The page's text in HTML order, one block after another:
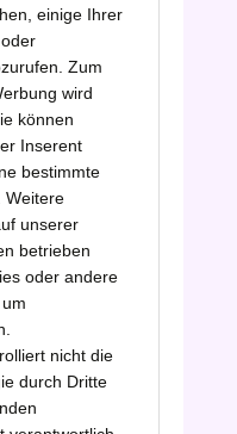
einige Ihrer
Zum
wird
können
Inserent
bestimmte
Weitere
unserer
betrieben
oder andere
nicht die
durch Dritte